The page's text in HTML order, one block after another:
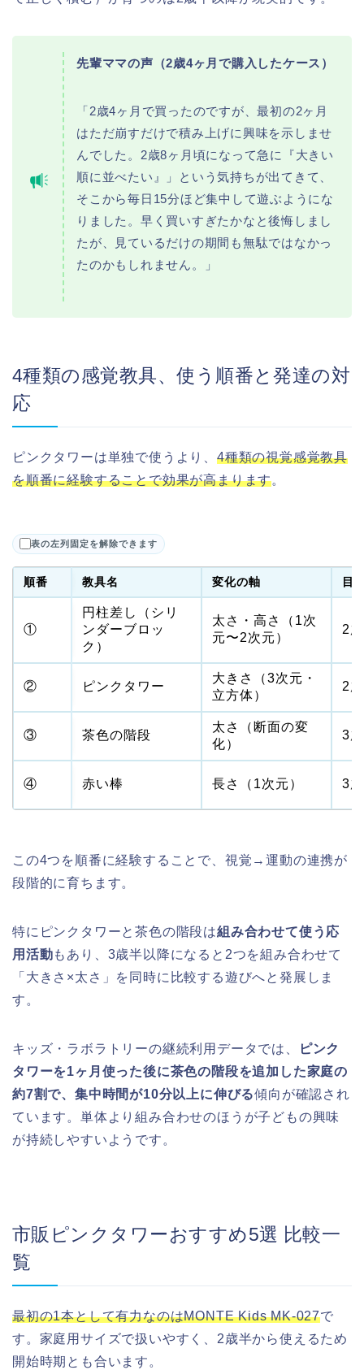
先輩ママの声（2歳4ヶ月で購入したケース）
「2歳4ヶ月で買ったのですが、最初の2ヶ月
はただ崩すだけで積み上げに興味を示しませ
んでした。2歳8ヶ月頃になって急に『大きい
順に並べたい』」という気持ちが出てきて、
そこから毎日15分ほど集中して遊ぶようにな
りました。早く買いすぎたかなと後悔しまし
たが、見ているだけの期間も無駄ではなかっ
たのかもしれません。」
4種類の感覚教具、使う順番と発達の対
応
ピンクタワーは単独で使うより、4種類の視覚感覚教具
を順番に経験することで効果が高まります。
表の左列固定を解除できます
順番 教具名 変化の軸 目
①
円柱差し（シリ
ンダーブロッ
ク）
太さ・高さ（1次
元〜2次元）
2
② ピンクタワー
大きさ（3次元・
立方体）
2
③ 茶色の階段
太さ（断面の変
化）
3
④ 赤い棒 長さ（1次元） 3
この4つを順番に経験することで、視覚→運動の連携が
段階的に育ちます。
特にピンクタワーと茶色の階段は組み合わせて使う応
用活動もあり、3歳半以降になると2つを組み合わせて
「大きさ×太さ」を同時に比較する遊びへと発展しま
す。
キッズ・ラボラトリーの継続利用データでは、
ピンク
タワーを1ヶ月使った後に茶色の階段を追加した家庭の
約7割で、集中時間が10分以上に伸びる傾向が確認され
ています。単体より組み合わせのほうが子どもの興味
が持続しやすいようです。
市販ピンクタワーおすすめ5選 比較一
覧
最初の1本として有力なのはMONTE Kids MK-027で
す。家庭用サイズで扱いやすく、2歳半から使えるため
開始時期とも合います。